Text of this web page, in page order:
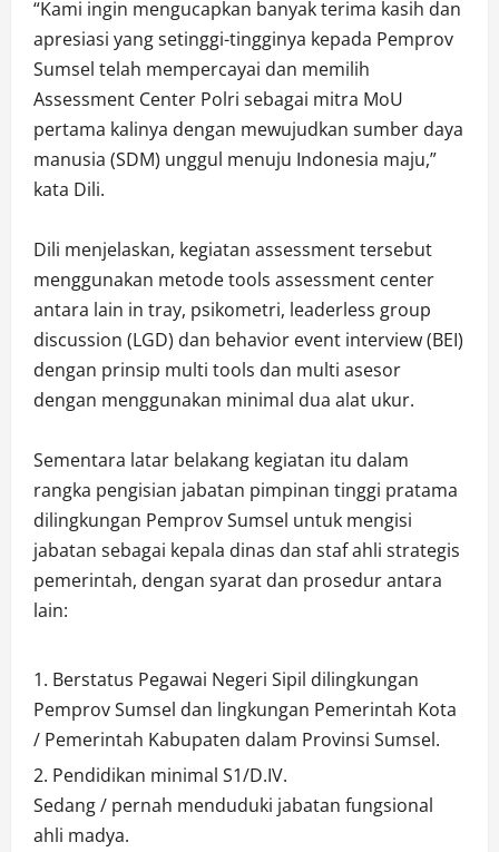
“Kami ingin mengucapkan banyak terima kasih dan
apresiasi yang setinggi-tingginya kepada Pemprov
Sumsel telah mempercayai dan memilih
Assessment Center Polri sebagai mitra MoU
pertama kalinya dengan mewujudkan sumber daya
manusia (SDM) unggul menuju Indonesia maju,”
kata Dili.
Dili menjelaskan, kegiatan assessment tersebut
menggunakan metode tools assessment center
antara lain in tray, psikometri, leaderless group
discussion (LGD) dan behavior event interview (BEI)
dengan prinsip multi tools dan multi asesor
dengan menggunakan minimal dua alat ukur.
Sementara latar belakang kegiatan itu dalam
rangka pengisian jabatan pimpinan tinggi pratama
dilingkungan Pemprov Sumsel untuk mengisi
jabatan sebagai kepala dinas dan staf ahli strategis
pemerintah, dengan syarat dan prosedur antara
lain:
Berstatus Pegawai Negeri Sipil dilingkungan
Pemprov Sumsel dan lingkungan Pemerintah Kota
/ Pemerintah Kabupaten dalam Provinsi Sumsel.
Pendidikan minimal S1/D.IV.
Sedang / pernah menduduki jabatan fungsional
ahli madya.